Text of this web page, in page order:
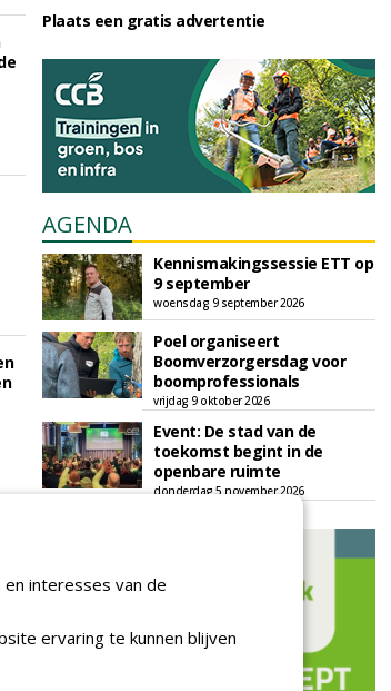
Plaats een gratis advertentie
AGENDA
Kennismakingssessie ETT op
9 september
woensdag 9 september 2026
Poel organiseert
Boomverzorgersdag voor
boomprofessionals
vrijdag 9 oktober 2026
Event: De stad van de
toekomst begint in de
openbare ruimte
donderdag 5 november 2026
interesses van de
ervaring te kunnen blijven